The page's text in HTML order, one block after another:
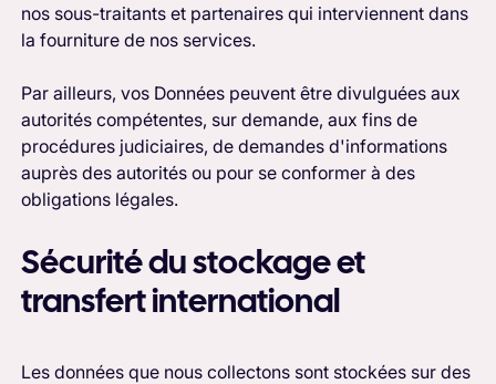
nos sous-traitants et partenaires qui interviennent dans
la fourniture de nos services.
Par ailleurs, vos Données peuvent être divulguées aux
autorités compétentes, sur demande, aux fins de
procédures judiciaires, de demandes d'informations
auprès des autorités ou pour se conformer à des
obligations légales.
Sécurité du stockage et
transfert international
Les données que nous collectons sont stockées sur des